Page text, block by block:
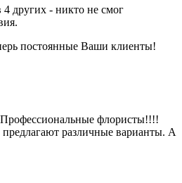
4 других - никто не смог
постоянные Ваши клиенты!
флористы!!!!
различные варианты. А